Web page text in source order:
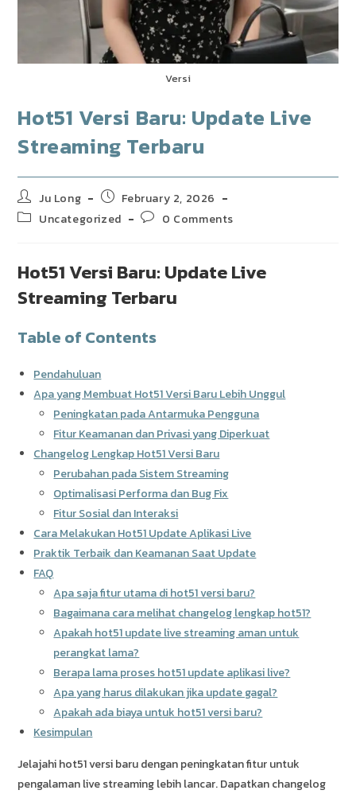
Versi
Hot51 Versi Baru: Update Live
Streaming Terbaru
Post
author:
Ju Long
Post
published:
February 2, 2026
PostUncategorized
Post0 Comments
Hot51 Versi Baru: Update Live
Streaming Terbaru
Table of Contents
Pendahuluan
Apa yang Membuat Hot51 Versi Baru Lebih Unggul
Peningkatan pada Antarmuka Pengguna
Fitur Keamanan dan Privasi yang Diperkuat
Changelog Lengkap Hot51 Versi Baru
Perubahan pada Sistem Streaming
Optimalisasi Performa dan Bug Fix
Fitur Sosial dan Interaksi
Cara Melakukan Hot51 Update Aplikasi Live
Praktik Terbaik dan Keamanan Saat Update
FAQ
Apa saja fitur utama di hot51 versi baru?
Bagaimana cara melihat changelog lengkap hot51?
Apakah hot51 update live streaming aman untuk
perangkat lama?
Berapa lama proses hot51 update aplikasi live?
Apa yang harus dilakukan jika update gagal?
Apakah ada biaya untuk hot51 versi baru?
Kesimpulan
Jelajahi hot51 versi baru dengan peningkatan fitur untuk
pengalaman live streaming lebih lancar. Dapatkan changelog